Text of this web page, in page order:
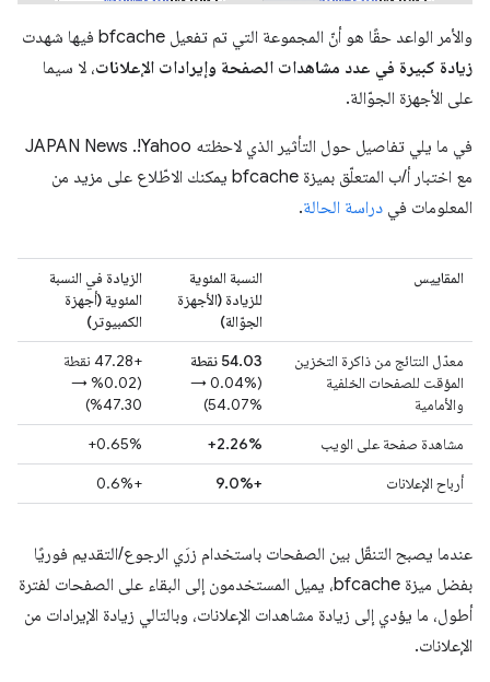
والأمر الواعد حقًا هو أنّ المجموعة التي تم تفعيل bfcache فيها شهدت
زيادة كبيرة في عدد مشاهدات الصفحة وإيرادات الإعلانات، لا سيما
على الأجهزة الجوّالة.
في ما يلي تفاصيل حول التأثير الذي لاحظته Yahoo!. ‫JAPAN News
مع اختبار أ/ب المتعلّق بميزة bfcache يمكنك الاطّلاع على مزيد من
المعلومات في دراسة الحالة.
المقاييس
النسبة المئوية
للزيادة (الأجهزة
الجوّالة)
الزيادة في النسبة
المئوية (أجهزة
الكمبيوتر)
معدّل النتائج من ذاكرة التخزين
المؤقت للصفحات الخلفية
والأمامية
‫54.03 نقطة
(‫0.04% →
54.07%)
‫+47.28 نقطة
(0.02% →
47.30%)
مشاهدة صفحة على الويب
‎+2.26%
‫‎+0.65%
أرباح الإعلانات
+‎9.0%
‫+0.6%
عندما يصبح التنقّل بين الصفحات باستخدام زرَي الرجوع/التقديم فوريًا
بفضل ميزة bfcache، يميل المستخدمون إلى البقاء على الصفحات لفترة
أطول، ما يؤدي إلى زيادة مشاهدات الإعلانات، وبالتالي زيادة الإيرادات من
الإعلانات.